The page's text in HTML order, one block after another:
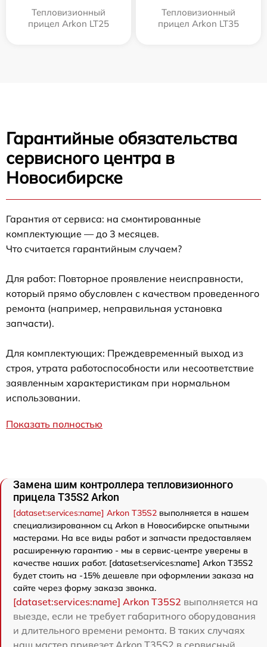
Тепловизионный
прицел Arkon LT25
Тепловизионный
прицел Arkon LT35
Гарантийные обязательства
сервисного центра в
Новосибирске
Гарантия от сервиса: на смонтированные
комплектующие — до 3 месяцев.
Что считается гарантийным случаем?
Для работ: Повторное проявление неисправности,
который прямо обусловлен с качеством проведенного
ремонта (например, неправильная установка
запчасти).
Для комплектующих: Преждевременный выход из
строя, утрата работоспособности или несоответствие
заявленным характеристикам при нормальном
использовании.
Показать полностью
Замена шим контроллера тепловизионного
прицела T35S2 Arkon
[dataset:services:name] Arkon T35S2 выполняется в нашем
специализированном сц Arkon в Новосибирске опытными
мастерами. На все виды работ и запчасти предоставляем
расширенную гарантию - мы в сервис-центре уверены в
качестве наших работ. [dataset:services:name] Arkon T35S2
будет стоить на -15% дешевле при оформлении заказа на
сайте через форму заказа звонка.
[dataset:services:name] Arkon T35S2 выполняется на
выезде, если не требует габаритного оборудования
и длительного времени ремонта. В таких случаях